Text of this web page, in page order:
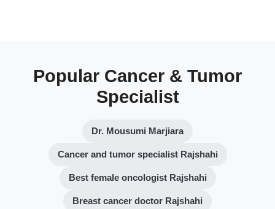
Popular Cancer & Tumor
Specialist
Dr. Mousumi Marjiara
Cancer and tumor specialist Rajshahi
Best female oncologist Rajshahi
Breast cancer doctor Rajshahi